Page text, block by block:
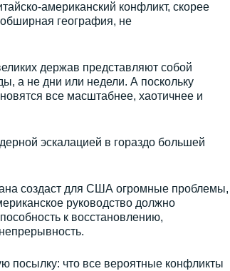
американский конфликт, скорее
география, не
держав представляют собой
а не дни или недели. А поскольку
все масштабнее, хаотичнее и
эскалацией в гораздо большей
создаст для США огромные проблемы,
руководство должно
к восстановлению,
посылку: что все вероятные конфликты